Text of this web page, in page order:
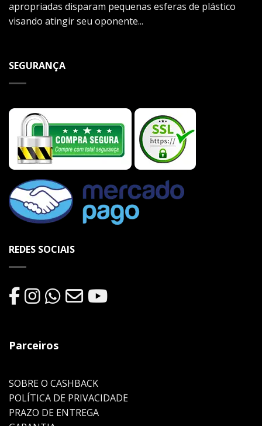
apropriadas disparam pequenas esferas de plástico
visando atingir seu oponente...
SEGURANÇA
REDES SOCIAIS
Parceiros
SOBRE O CASHBACK
POLÍTICA DE PRIVACIDADE
PRAZO DE ENTREGA